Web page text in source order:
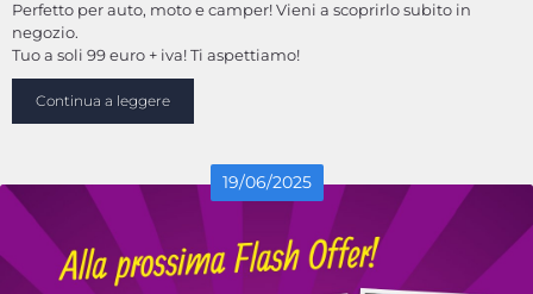
Perfetto per auto, moto e camper! Vieni a scoprirlo subito in
negozio.
Tuo a soli 99 euro + iva! Ti aspettiamo!
Continua a leggere
19/06/2025